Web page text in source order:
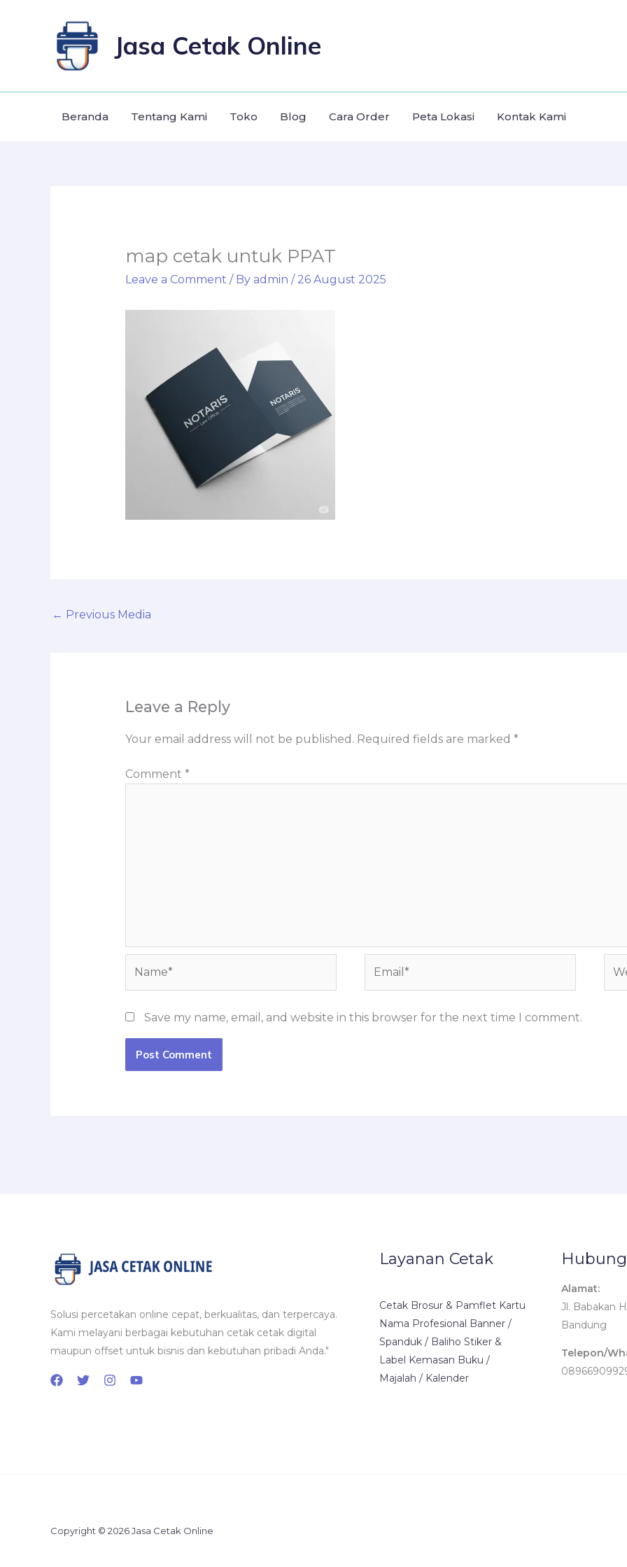
Jasa Cetak Online
Beranda Tentang Kami Toko Blog Cara Order Peta Lokasi Kontak Kami
map cetak untuk PPAT
Leave a Comment / By admin / 26 August 2025
← Previous Media
Leave a Reply
Your email address will not be published. Required fields are marked *
Comment *
Save my name, email, and website in this browser for the next time I comment.
Solusi percetakan online cepat, berkualitas, dan terpercaya.
Kami melayani berbagai kebutuhan cetak cetak digital
maupun offset untuk bisnis dan kebutuhan pribadi Anda."
Layanan Cetak
Cetak Brosur & Pamflet Kartu
Nama Profesional Banner /
Spanduk / Baliho Stiker &
Label Kemasan Buku /
Majalah / Kalender
Alamat:
Jl. Babakan
Bandung
Telepon/
Copyright © 2026 Jasa Cetak Online